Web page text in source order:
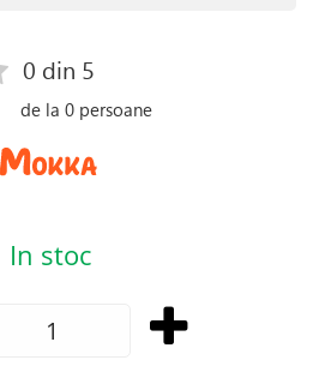
0 din 5
de la0 persoane
In stoc